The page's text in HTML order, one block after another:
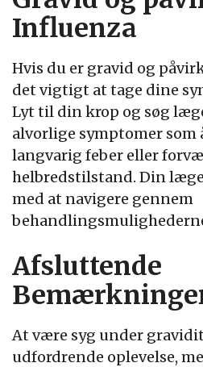
Influenza
Hvis du er gravid og
det vigtigt at tage dine
Lyt til din krop og søg
alvorlige symptomer
langvarig feber eller
helbredstilstand. Din
med at navigere gennem
Afsluttende
At være syg under
udfordrende oplevelse,